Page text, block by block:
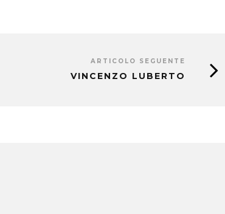
ARTICOLO SEGUENTE
VINCENZO LUBERTO